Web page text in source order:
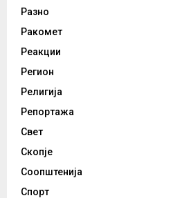
Разно
Ракомет
Реакции
Регион
Религија
Репортажа
Свет
Скопје
Соопштенија
Спорт